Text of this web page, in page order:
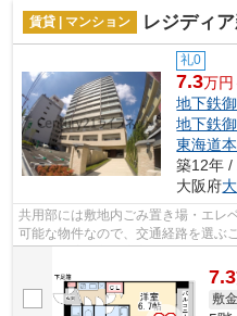
賃貸 | マンション レジディ
礼0
7.3万円
地下鉄
地下鉄
東海道
築12年 /
大阪府
共用部には敷地内ごみ置き場・エレ
可能な物件なので、交通経路を選ぶ
た、住環境の良い安心のマンション
7.3
敷金